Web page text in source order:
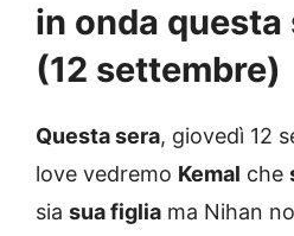
in onda questa
(12 settembre)
Questa sera, giovedì 12
love vedremo Kemal che
sia sua figlia ma Nihan